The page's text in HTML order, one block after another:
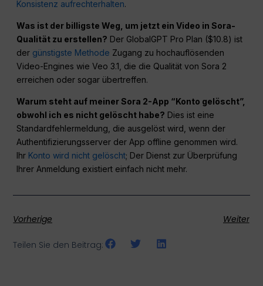
Referenzen in Kling 3.0 über GlobalGPT verwenden, um
Was ist der billigste Weg, um jetzt ein Video in Sora-
Qualität zu erstellen?Der GlobalGPT Pro Plan ($10.8) ist
dergünstigste Methode Zugang zu hochauflösenden
Video-Engines wie Veo 3.1, die die Qualität von Sora 2
Warum steht auf meiner Sora 2-App “Konto gelöscht”,
obwohl ich es nicht gelöscht habe? Dies ist eine
Standardfehlermeldung, die ausgelöst wird, wenn der
Authentifizierungsserver der App offline genommen wird.
IhrKonto wird nicht gelöscht; Der Dienst zur Überprüfung